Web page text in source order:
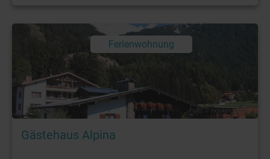
Ferienwohnung
Foto: © booking.com
Gästehaus Alpina